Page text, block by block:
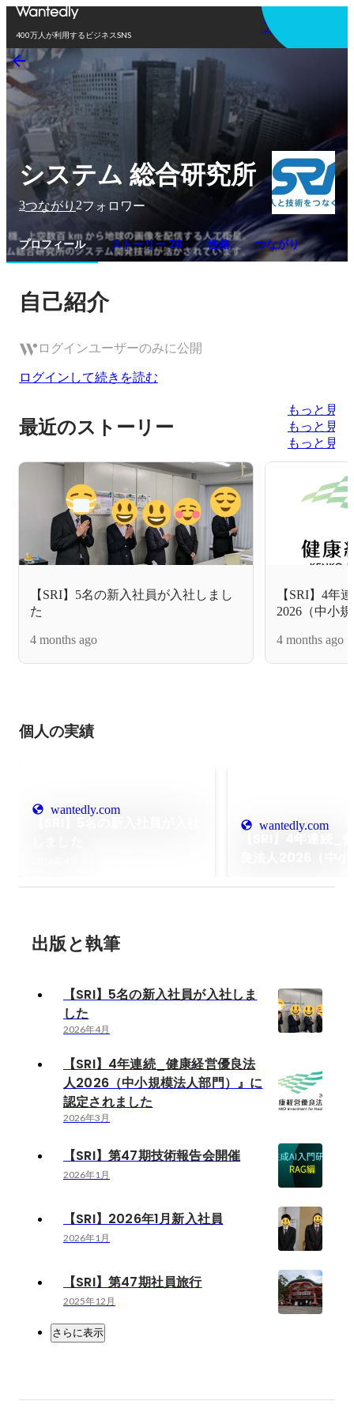
400万人が利用するビジネスSNS
アプリを使う
システム 総合研究所
3つながり 2フォロワー
プロフィール ストーリー 26 性格 つながり
自己紹介
ログインユーザーのみに公開
ログインして続きを読む
最近のストーリー
もっと見る
もっと見る
もっと見る
【SRI】5名の新入社員が入社しまし
た
4 months ago
【SRI】4年
2026（中小
4 months ago
個人の実績
wantedly.com
wantedly.com
出版と執筆
【SRI】5名の新入社員が入社しま
した
2026年4月
【SRI】4年連続_健康経営優良法
人2026（中小規模法人部門）』に
認定されました
2026年3月
【SRI】第47期技術報告会開催
2026年1月
【SRI】2026年1月新入社員
2026年1月
【SRI】第47期社員旅行
2025年12月
さらに表示